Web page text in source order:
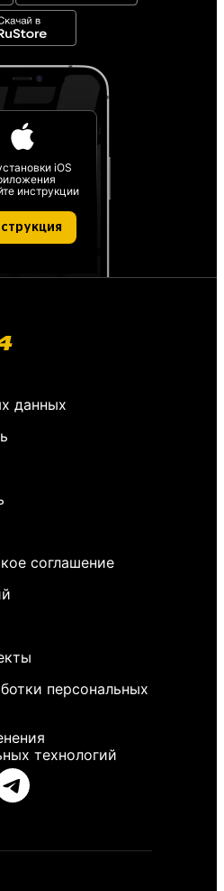
iOS
инструкции
данных
соглашение
персональных
технологий